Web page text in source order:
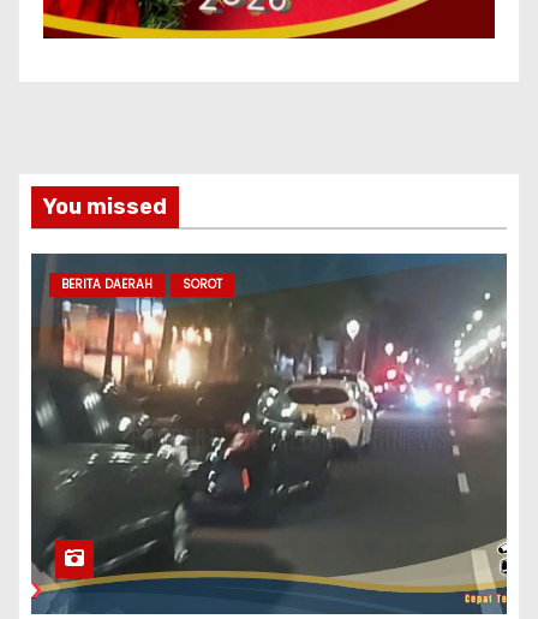
You missed
BERITA DAERAH SOROT